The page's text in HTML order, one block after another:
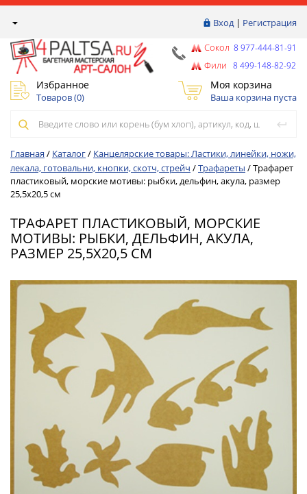
Вход| Регистрация
Сокол 8 977-444-81-91
Фили 8 499-148-82-92
Избранное
Товаров (0)
Моя корзина
Ваша корзина пуста
Главная / Каталог/ Канцелярские товары: Ластики, линейки, ножи,
лекала, готовальни, кнопки, скотч, стрейч /Трафареты /Трафарет
пластиковый, морские мотивы: рыбки, дельфин, акула, размер
25,5х20,5 см
ТРАФАРЕТ ПЛАСТИКОВЫЙ, МОРСКИЕ
МОТИВЫ: РЫБКИ, ДЕЛЬФИН, АКУЛА,
РАЗМЕР 25,5Х20,5 СМ